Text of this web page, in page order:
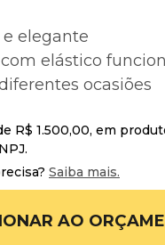
elegante
elástico
ocasiões
R$ 1.500,00, em
Saiba mais.
AO